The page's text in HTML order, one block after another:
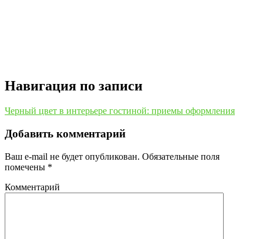
Навигация по записи
Черный цвет в интерьере гостиной: приемы оформления
Добавить комментарий
Ваш e-mail не будет опубликован. Обязательные поля
помечены *
Комментарий